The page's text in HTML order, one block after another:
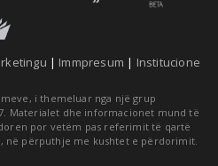
| Immpresum | Institucione
i themeluar nga një grup
Materialet dhe informacionet mund të
por vetëm pas referimit të qartë
përputhje me kushtet e përdorimit.